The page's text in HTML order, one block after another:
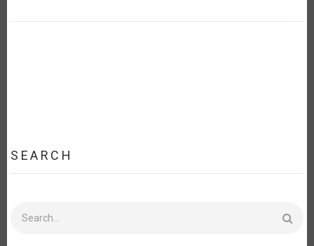
SEARCH